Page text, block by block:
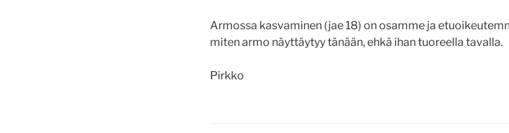
Armossa kasvaminen (jae 18) on osamme ja
miten armo näyttäytyy tänään, ehkä ihan tuoreella tavalla.
Pirkko